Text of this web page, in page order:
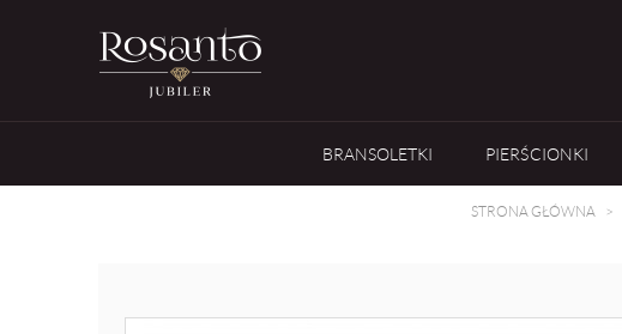
BRANSOLETKI PIERŚCIONKI
STRONA GŁÓWNA